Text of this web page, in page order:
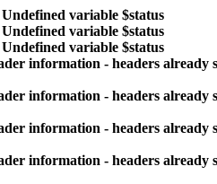
Undefined variable $status
Undefined variable $status
Undefined variable $status
information - headers already
information - headers already
information - headers already
information - headers already